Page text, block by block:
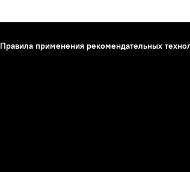
Правила применения рекомендательных